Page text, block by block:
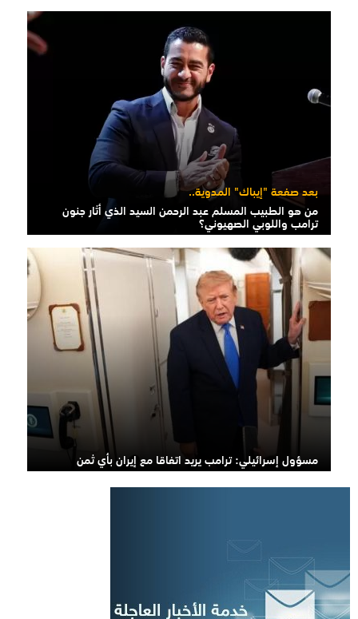
بعد صفعة "إيباك" المدوية..
من هو الطبيب المسلم عبد الرحمن السيد الذي أثار جنون
ترامب واللوبي الصهيوني؟
مسؤول إسرائيلي: ترامب يريد اتفاقا مع إيران بأي ثمن